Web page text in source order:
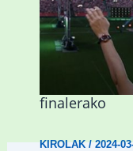
Abadiñok
erraldoiak
finalerako
KIROLAK/2024-